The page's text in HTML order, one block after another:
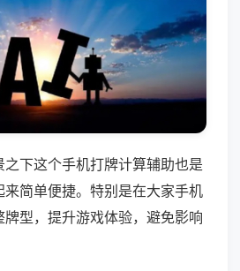
之下这个手机打牌计算辅助也是
来简单便捷。特别是在大家手机
型，提升游戏体验，避免影响